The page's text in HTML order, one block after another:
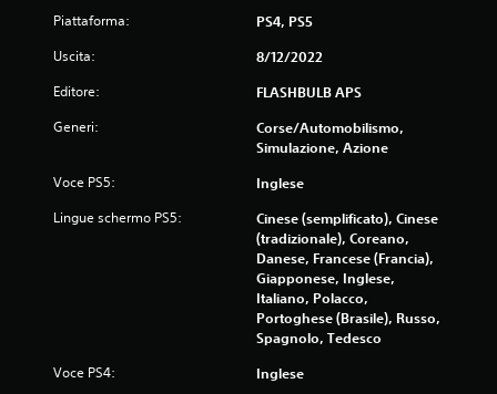
Piattaforma: PS4, PS5
Uscita: 8/12/2022
Editore: FLASHBULB APS
Generi:
Corse/Automobilismo,
Simulazione, Azione
Voce PS5: Inglese
Lingue schermo PS5:
Cinese (semplificato), Cinese
(tradizionale), Coreano,
Danese, Francese (Francia),
Giapponese, Inglese,
Italiano, Polacco,
Portoghese (Brasile), Russo,
Spagnolo, Tedesco
Voce PS4: Inglese